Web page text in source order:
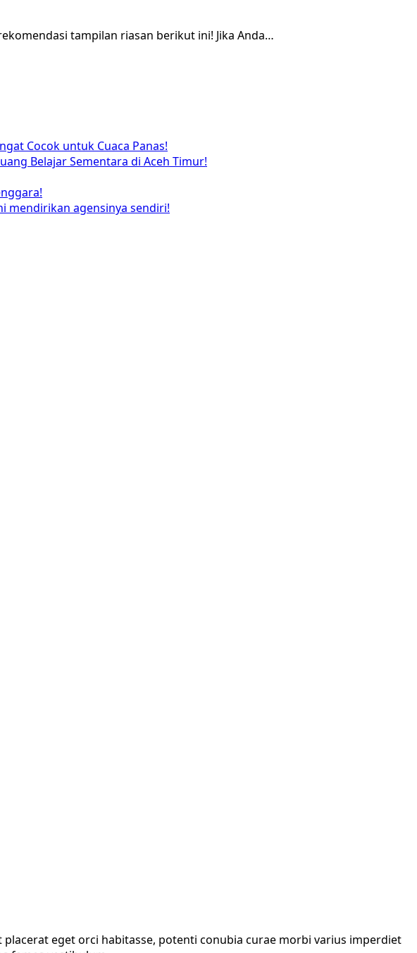
tampilan riasan berikut ini! Jika Anda…
Cocok untuk Cuaca Panas!
Belajar Sementara di Aceh Timur!
mendirikan agensinya sendiri!
eget orci habitasse, potenti conubia curae morbi varius imperdiet